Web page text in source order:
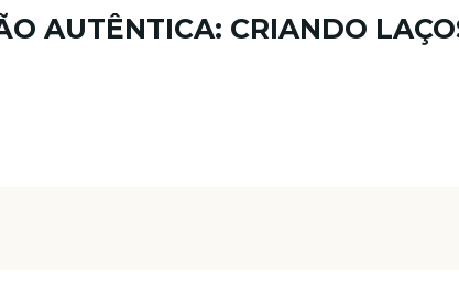
AUTÊNTICA: CRIANDO